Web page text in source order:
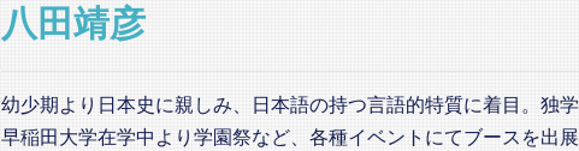
おもしろ占い
八田靖彦
幼少期より日本史に親しみ、日本語の持つ言語的特質に着目。独
早稲田大学在学中より学園祭など、各種イベントにてブースを出展